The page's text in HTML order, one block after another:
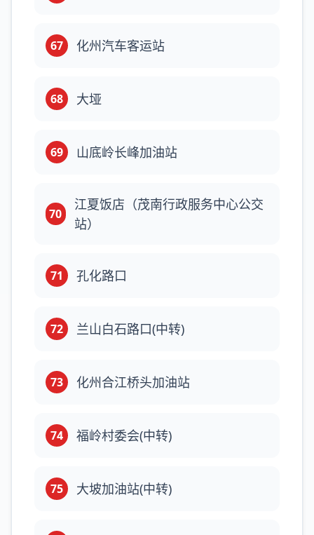
67 化州汽车客运站
68 大垭
69 山底岭长峰加油站
70
江夏饭店（茂南行政服务中心公交
站）
71 孔化路口
72 兰山白石路口(中转)
73 化州合江桥头加油站
74 福岭村委会(中转)
75 大坡加油站(中转)